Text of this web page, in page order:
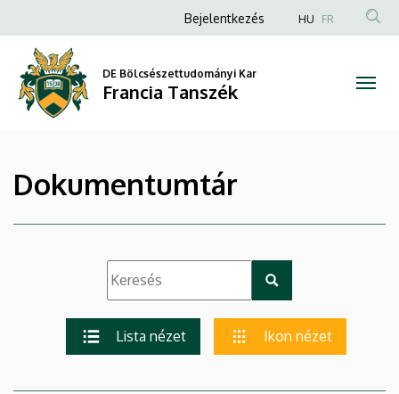
Francia
Tanszék
a
tartalomra
Anonim
fiók
menüje
Bejelentkezés HU FR
DE Bölcsészettudományi Kar
Francia Tanszék
Dokumentumtár
Lista nézet Ikon nézet